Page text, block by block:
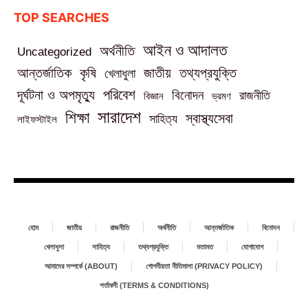
TOP SEARCHES
Uncategorized অর্থনীতি আইন ও আদালত
আন্তর্জাতিক কৃষি খেলাধুলা জাতীয় তথ্যপ্রযুক্তি
দূর্ঘটনা ও অপমৃত্যু পরিবেশ বিজ্ঞান বিনোদন ভ্রমণ রাজনীতি
লাইফস্টাইল শিক্ষা সারাদেশ সাহিত্য স্বাস্থ্যসেবা
হোম জাতীয় রাজনীতি অর্থনীতি আন্তর্জাতিক বিনোদন
খেলাধুলা সাহিত্য তথ্যপ্রযুক্তি মতামত যোগাযোগ
আমাদের সম্পর্কে (ABOUT) গোপনীয়তা নীতিমালা (PRIVACY POLICY)
শর্তাবলী (TERMS & CONDITIONS)